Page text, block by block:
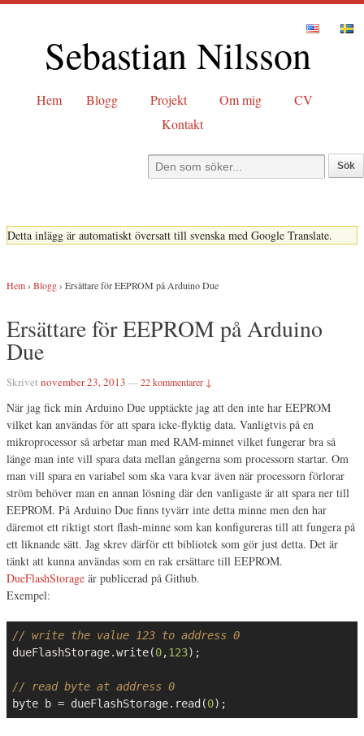
Sebastian Nilsson
Hem Blogg Projekt Om mig
CV
Kontakt
Detta inlägg är automatiskt översatt till svenska med Google Translate.
Hem› Blogg› Ersättare för EEPROM på Arduino Due
Ersättare för EEPROM på Arduino
Due
Skrivet november 23, 2013 —22 kommentarer ↓
När jag fick min Arduino Due upptäckte jag att den inte har EEPROM
vilket kan användas för att spara icke-flyktig data. Vanligtvis på en
mikroprocessor så arbetar man med RAM-minnet vilket fungerar bra så
länge man inte vill spara data mellan gångerna som processorn startar. Om
man vill spara en variabel som ska vara kvar även när processorn förlorar
ström behöver man en annan lösning där den vanligaste är att spara ner till
EEPROM. På Arduino Due finns tyvärr inte detta minne men den har
däremot ett riktigt stort flash-minne som kan konfigureras till att fungera på
ett liknande sätt. Jag skrev därför ett bibliotek som gör just detta. Det är
tänkt att kunna användas som en rak ersättare till EEPROM.
DueFlashStorage är publicerad på Github.
Exempel:
// write the value 123 to address 0
dueFlashStorage.write(0,123);
// read byte at address 0
byte b = dueFlashStorage.read(0);